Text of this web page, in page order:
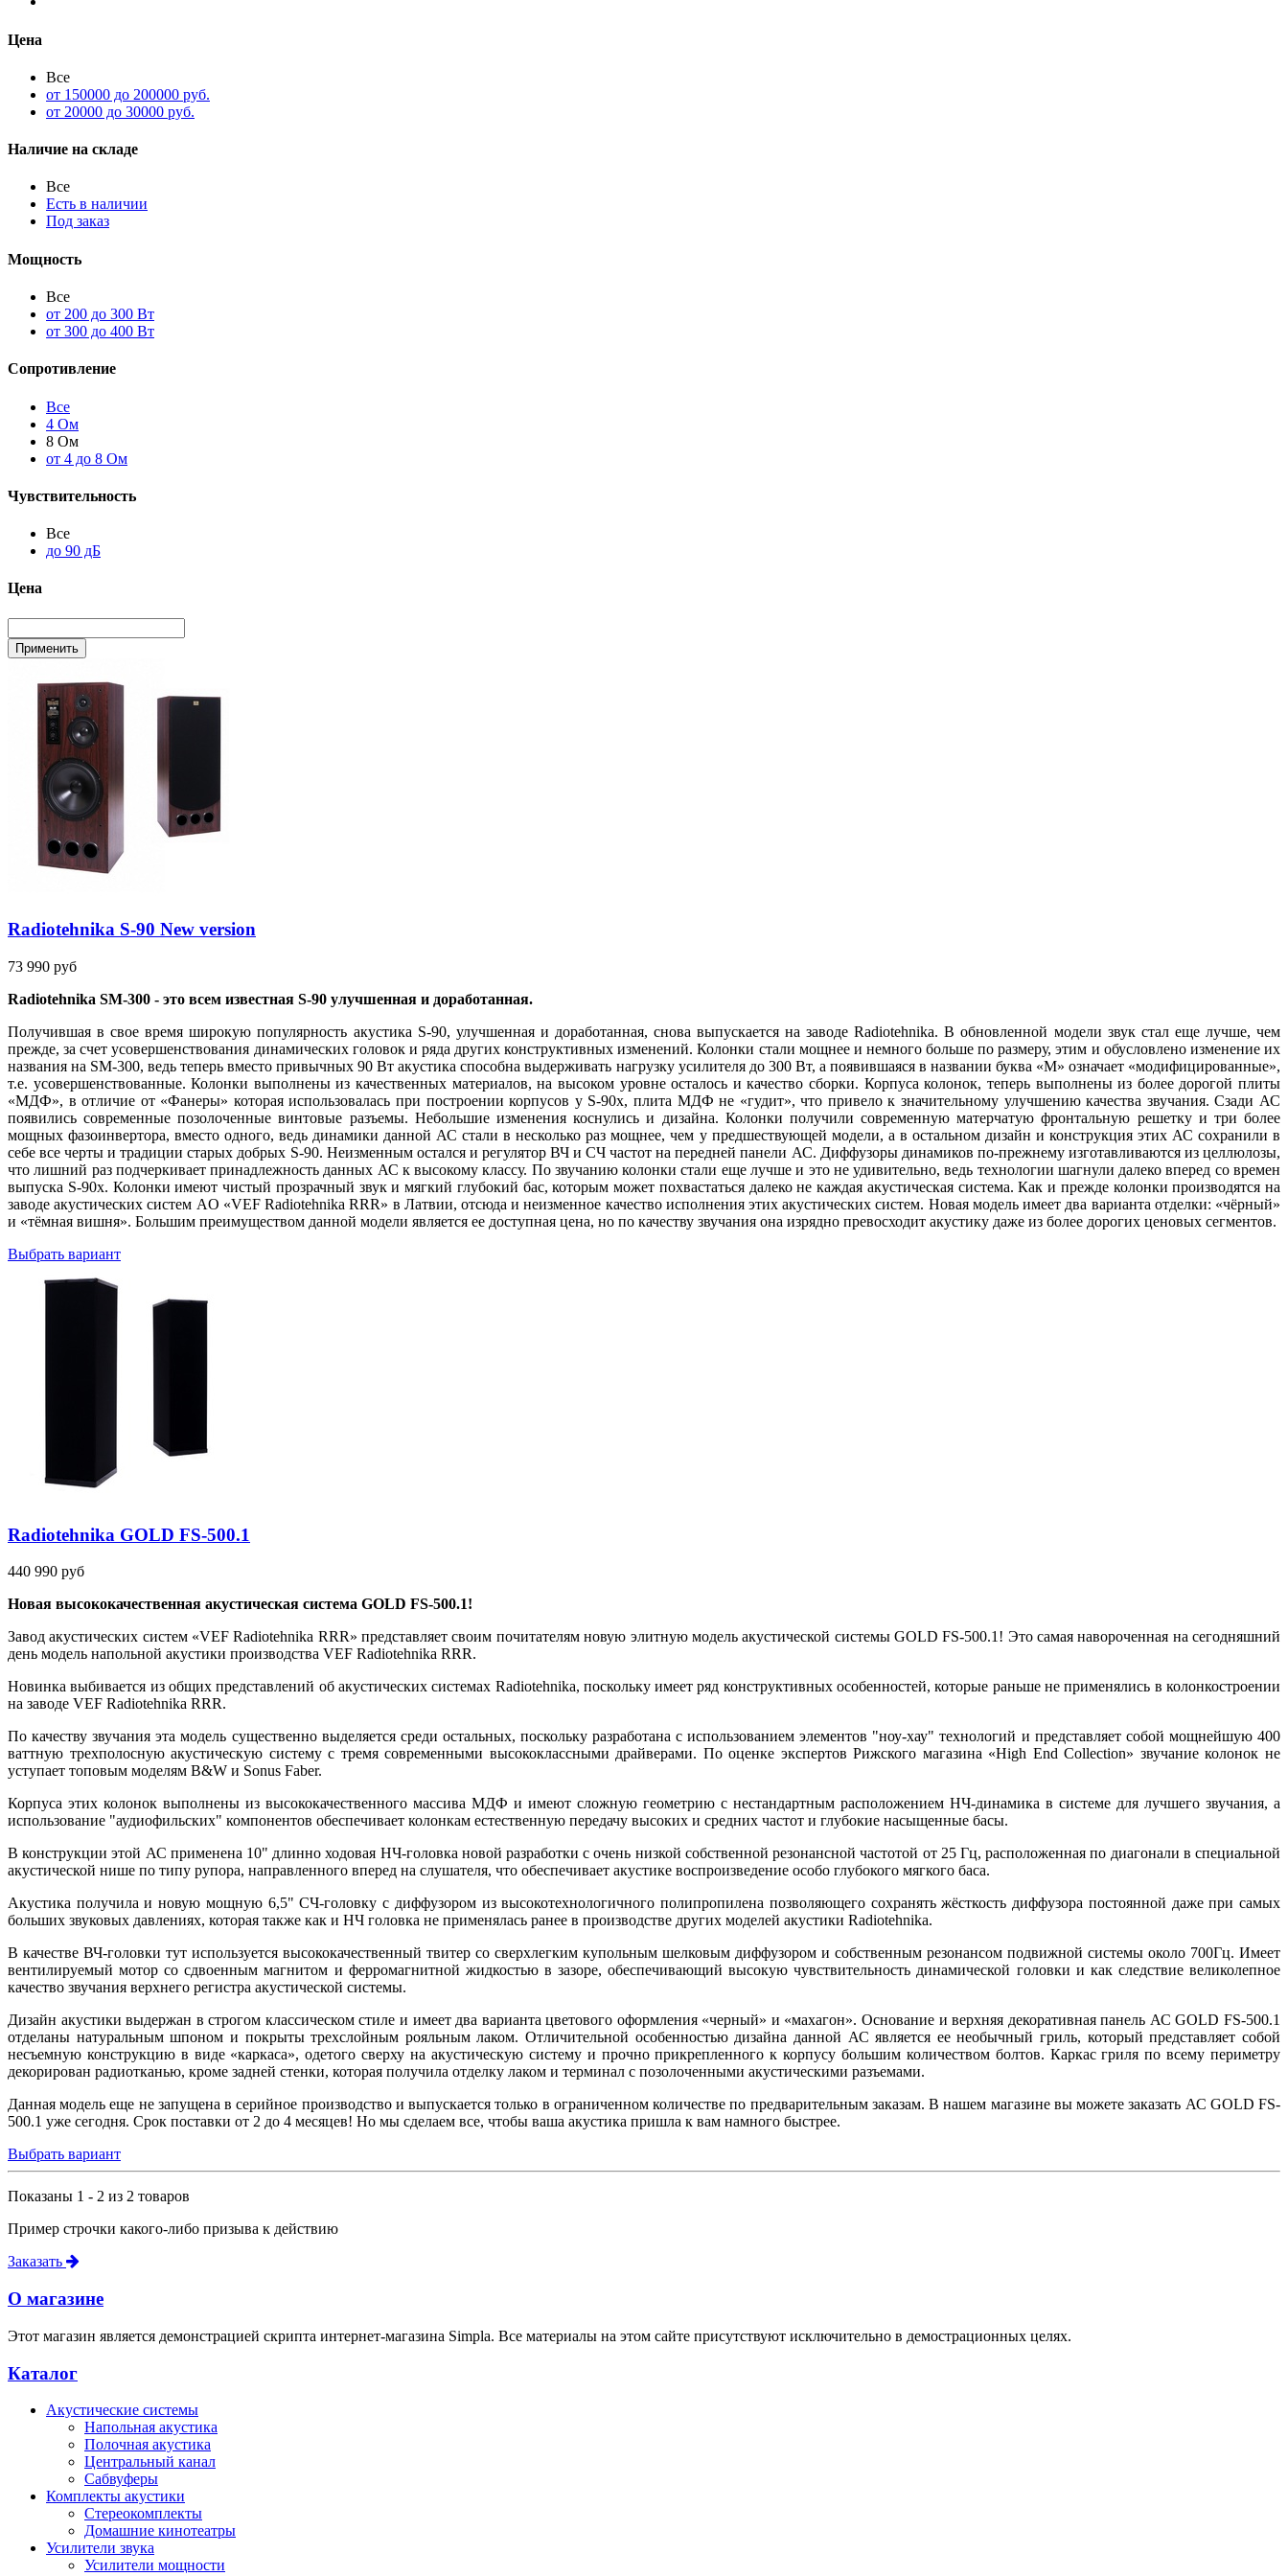
Цена
Все
от 150000 до 200000 руб.
от 20000 до 30000 руб.
Наличие на складе
Все
Есть в наличии
Под заказ
Мощность
Все
от 200 до 300 Вт
от 300 до 400 Вт
Сопротивление
Все
4 Ом
8 Ом
от 4 до 8 Ом
Чувствительность
Все
до 90 дБ
Цена
Radiotehnika S-90 New version
73 990 руб
Radiotehnika SM-300 - это всем известная S-90 улучшенная и доработанная.
Получившая в свое время широкую популярность акустика S-90, улучшенная и доработанная, снова выпускается на заводе Radiotehnika. В обновленной модели звук стал еще лучше, чем
прежде, за счет усовершенствования динамических головок и ряда других конструктивных изменений. Колонки стали мощнее и немного больше по размеру, этим и обусловлено изменение их
названия на SM-300, ведь теперь вместо привычных 90 Вт акустика способна выдерживать нагрузку усилителя до 300 Вт, а появившаяся в названии буква «М» означает «модифицированные»,
т.е. усовершенствованные. Колонки выполнены из качественных материалов, на высоком уровне осталось и качество сборки. Корпуса колонок, теперь выполнены из более дорогой плиты
«МДФ», в отличие от «Фанеры» которая использовалась при построении корпусов у S-90х, плита МДФ не «гудит», что привело к значительному улучшению качества звучания. Сзади АС
появились современные позолоченные винтовые разъемы. Небольшие изменения коснулись и дизайна. Колонки получили современную матерчатую фронтальную решетку и три более
мощных фазоинвертора, вместо одного, ведь динамики данной АС стали в несколько раз мощнее, чем у предшествующей модели, а в остальном дизайн и конструкция этих АС сохранили в
себе все черты и традиции старых добрых S-90. Неизменным остался и регулятор ВЧ и СЧ частот на передней панели АС. Диффузоры динамиков по-прежнему изготавливаются из целлюлозы,
что лишний раз подчеркивает принадлежность данных АС к высокому классу. По звучанию колонки стали еще лучше и это не удивительно, ведь технологии шагнули далеко вперед со времен
выпуска S-90х. Колонки имеют чистый прозрачный звук и мягкий глубокий бас, которым может похвастаться далеко не каждая акустическая система. Как и прежде колонки производятся на
заводе акустических систем AO «VEF Radiotehnika RRR» в Латвии, отсюда и неизменное качество исполнения этих акустических систем. Новая модель имеет два варианта отделки: «чёрный»
и «тёмная вишня». Большим преимуществом данной модели является ее доступная цена, но по качеству звучания она изрядно превосходит акустику даже из более дорогих ценовых сегментов.
Выбрать вариант
Radiotehnika GOLD FS-500.1
440 990 руб
Новая высококачественная акустическая система GOLD FS-500.1!
Завод акустических систем «VEF Radiotehnika RRR» представляет своим почитателям новую элитную модель акустической системы GOLD FS-500.1! Это самая навороченная на сегодняшний
день модель напольной акустики производства VEF Radiotehnika RRR.
Новинка выбивается из общих представлений об акустических системах Radiotehnika, поскольку имеет ряд конструктивных особенностей, которые раньше не применялись в колонкостроении
на заводе VEF Radiotehnika RRR.
По качеству звучания эта модель существенно выделяется среди остальных, поскольку разработана с использованием элементов "ноу-хау" технологий и представляет собой мощнейшую 400
ваттную трехполосную акустическую систему с тремя современными высококлассными драйверами. По оценке экспертов Рижского магазина «High End Collection» звучание колонок не
уступает топовым моделям B&W и Sonus Faber.
Корпуса этих колонок выполнены из высококачественного массива МДФ и имеют сложную геометрию с нестандартным расположением НЧ-динамика в системе для лучшего звучания, а
использование "аудиофильских" компонентов обеспечивает колонкам естественную передачу высоких и средних частот и глубокие насыщенные басы.
В конструкции этой АС применена 10" длинно ходовая НЧ-головка новой разработки с очень низкой собственной резонансной частотой от 25 Гц, расположенная по диагонали в специальной
акустической нише по типу рупора, направленного вперед на слушателя, что обеспечивает акустике воспроизведение особо глубокого мягкого баса.
Акустика получила и новую мощную 6,5" СЧ-головку с диффузором из высокотехнологичного полипропилена позволяющего сохранять жёсткость диффузора постоянной даже при самых
больших звуковых давлениях, которая также как и НЧ головка не применялась ранее в производстве других моделей акустики Radiotehnika.
В качестве ВЧ-головки тут используется высококачественный твитер со сверхлегким купольным шелковым диффузором и собственным резонансом подвижной системы около 700Гц. Имеет
вентилируемый мотор со сдвоенным магнитом и ферромагнитной жидкостью в зазоре, обеспечивающий высокую чувствительность динамической головки и как следствие великолепное
качество звучания верхнего регистра акустической системы.
Дизайн акустики выдержан в строгом классическом стиле и имеет два варианта цветового оформления «черный» и «махагон». Основание и верхняя декоративная панель АС GOLD FS-500.1
отделаны натуральным шпоном и покрыты трехслойным рояльным лаком. Отличительной особенностью дизайна данной АС является ее необычный гриль, который представляет собой
несъемную конструкцию в виде «каркаса», одетого сверху на акустическую систему и прочно прикрепленного к корпусу большим количеством болтов. Каркас гриля по всему периметру
декорирован радиотканью, кроме задней стенки, которая получила отделку лаком и терминал с позолоченными акустическими разъемами.
Данная модель еще не запущена в серийное производство и выпускается только в ограниченном количестве по предварительным заказам. В нашем магазине вы можете заказать АС GOLD FS-
500.1 уже сегодня. Срок поставки от 2 до 4 месяцев! Но мы сделаем все, чтобы ваша акустика пришла к вам намного быстрее.
Выбрать вариант
Показаны 1 - 2 из 2 товаров
Пример строчки какого-либо призыва к действию
Заказать
О магазине
Этот магазин является демонстрацией скрипта интернет-магазина Simpla. Все материалы на этом сайте присутствуют исключительно в демострационных целях.
Каталог
Акустические системы
Напольная акустика
Полочная акустика
Центральный канал
Сабвуферы
Комплекты акустики
Стереокомплекты
Домашние кинотеатры
Усилители звука
Усилители мощности